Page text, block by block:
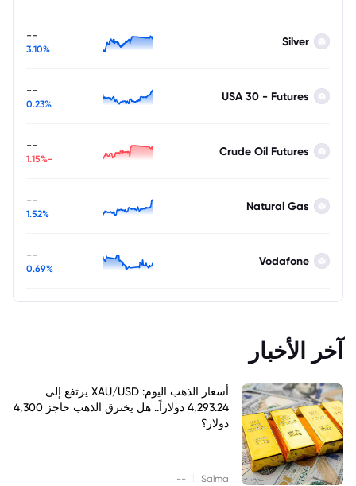
Silver
--
3.10%
USA 30 - Futures
--
0.23%
Crude Oil Futures
--
-1.15%
Natural Gas
--
1.52%
Vodafone
--
0.69%
آخر الأخبار
أسعار الذهب اليوم: XAU/USD يرتفع إلى
4,293.24 دولاراً.. هل يخترق الذهب حاجز 4,300
دولار؟
Salma
--